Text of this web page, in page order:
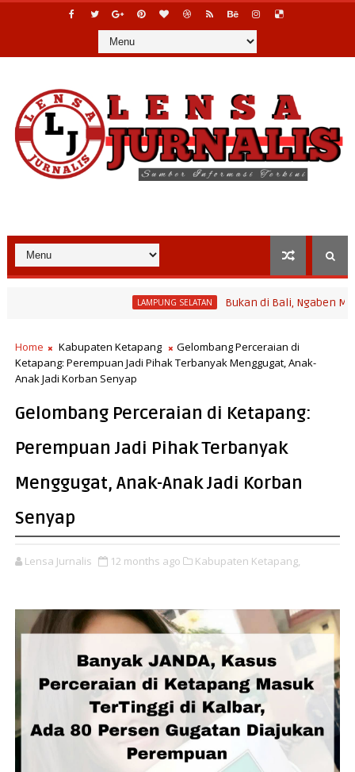
LAMPUNG SELATAN Bukan di Bali, Ngaben Massal
Home Kabupaten Ketapang
Gelombang Perceraian di
Ketapang: Perempuan Jadi Pihak Terbanyak Menggugat, Anak-
Anak Jadi Korban Senyap
Gelombang Perceraian di Ketapang:
Perempuan Jadi Pihak Terbanyak
Menggugat, Anak-Anak Jadi Korban
Senyap
Lensa Jurnalis 12 months ago Kabupaten Ketapang,